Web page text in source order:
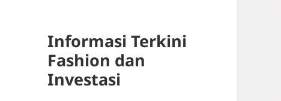
Informasi Terkini
Fashion dan
Investasi